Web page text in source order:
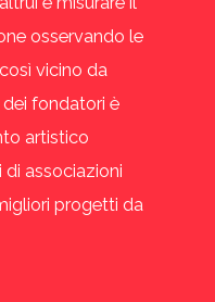
osservando le
vicino da
dei fondatori è
artistico
associazioni
progetti da